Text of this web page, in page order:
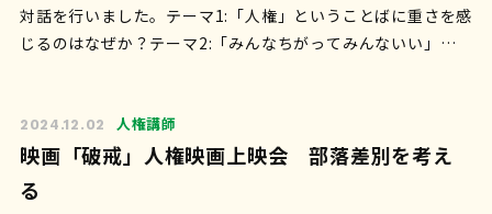
対話を行いました。テーマ1:「人権」ということばに重さを感
じるのはなぜか？テーマ2:「みんなちがってみんないい」は本
2024.12.02 人権講師
映画「破戒」人権映画上映会 部落差別を考え
る